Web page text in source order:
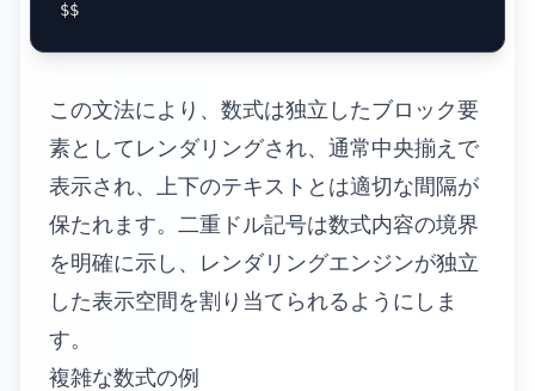
この文法により、数式は独立したブロック要
素としてレンダリングされ、通常中央揃えで
表示され、上下のテキストとは適切な間隔が
保たれます。二重ドル記号は数式内容の境界
を明確に示し、レンダリングエンジンが独立
した表示空間を割り当てられるようにしま
す。
複雑な数式の例